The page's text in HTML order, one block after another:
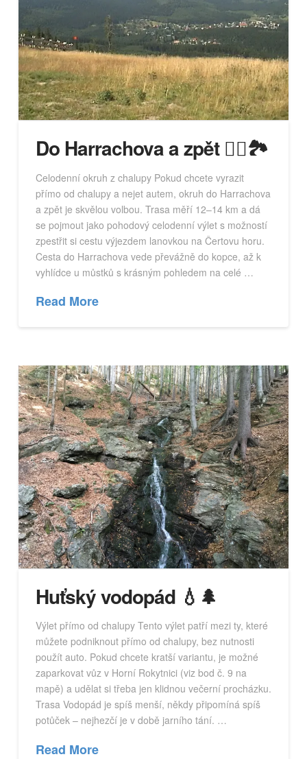
Do Harrachova a zpět 🚶‍♂️🏞️
Celodenní okruh z chalupy Pokud chcete vyrazit
přímo od chalupy a nejet autem, okruh do Harrachova
a zpět je skvělou volbou. Trasa měří 12–14 km a dá
se pojmout jako pohodový celodenní výlet s možností
zpestřit si cestu výjezdem lanovkou na Čertovu horu.
Cesta do Harrachova vede převážně do kopce, až k
vyhlídce u můstků s krásným pohledem na celé …
Read More
Huťský vodopád 💧🌲
Výlet přímo od chalupy Tento výlet patří mezi ty, které
můžete podniknout přímo od chalupy, bez nutnosti
použít auto. Pokud chcete kratší variantu, je možné
zaparkovat vůz v Horní Rokytnici (viz bod č. 9 na
mapě) a udělat si třeba jen klidnou večerní procházku.
Trasa Vodopád je spíš menší, někdy připomíná spíš
potůček – nejhezčí je v době jarního tání. …
Read More